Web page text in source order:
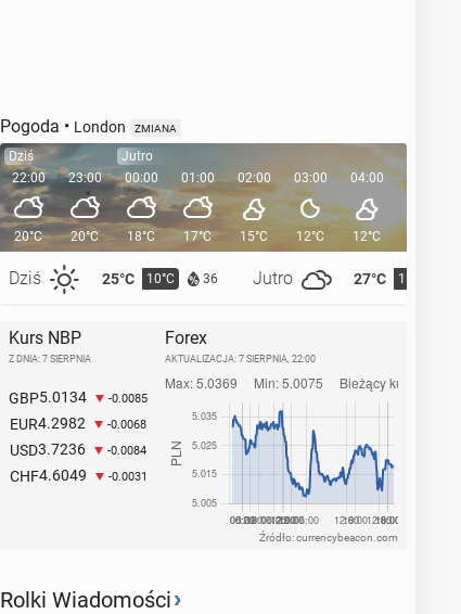
Pogoda • London ZMIANA
Dziś
22:00
20°C
Dziś 25°C 10°C 36 Jutro 27°C 11°C
23:00
20°C
Jutro
00:00
18°C
01:00
17°C
02:00
15°C
03:00
12°C
04:00
12°C
05:00
Kurs NBP
Z DNIA: 7 SIERPNIA
GBP5.0134 -0.0085
EUR4.2982 -0.0068
USD3.7236 -0.0084
CHF4.6049 -0.0031
Forex
AKTUALIZACJA: 7 SIERPNIA, 22:00
Źródło: currencybeacon.com
Rolki Wiadomości›